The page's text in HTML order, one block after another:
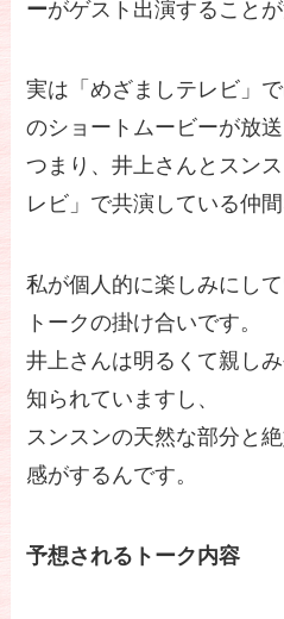
ーがゲスト出演すること
実は「めざましテレビ」
のショートムービーが放
つまり、井上さんとスン
レビ」で共演している仲間
私が個人的に楽しみにし
トークの掛け合いです。
井上さんは明るくて親し
知られていますし、
スンスンの天然な部分と
感がするんです。
予想されるトーク内容